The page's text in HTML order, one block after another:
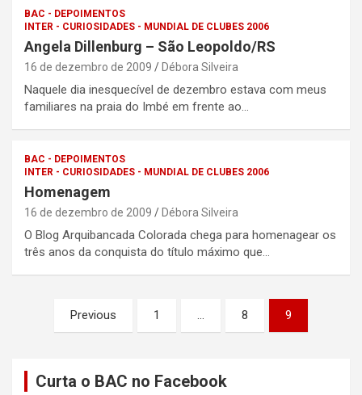
BAC - DEPOIMENTOS
INTER - CURIOSIDADES - MUNDIAL DE CLUBES 2006
Angela Dillenburg – São Leopoldo/RS
16 de dezembro de 2009 Débora Silveira
Naquele dia inesquecível de dezembro estava com meus
familiares na praia do Imbé em frente ao…
BAC - DEPOIMENTOS
INTER - CURIOSIDADES - MUNDIAL DE CLUBES 2006
Homenagem
16 de dezembro de 2009 Débora Silveira
O Blog Arquibancada Colorada chega para homenagear os
três anos da conquista do título máximo que…
Paginação
Previous 1 … 8 9
Curta o BAC no Facebook